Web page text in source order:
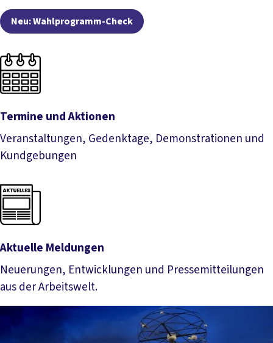
Neu: Wahlprogramm-Check
Mehr lesen
Termine und Aktionen
Veranstaltungen, Gedenktage, Demonstrationen und
Kundgebungen
Termine und Aktionen
Aktuelle Meldungen
Neuerungen, Entwicklungen und Pressemitteilungen
aus der Arbeitswelt.
Aktuelle Meldungen